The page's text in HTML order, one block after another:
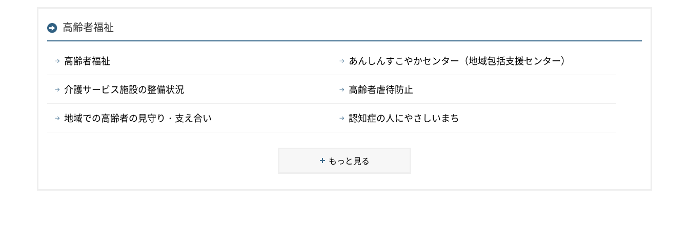
高齢者福祉
高齢者福祉 あんしんすこやかセンター（地域包括支援センター）
介護サービス施設の整備状況 高齢者虐待防止
地域での高齢者の見守り・支え合い 認知症の人にやさしいまち
もっと見る